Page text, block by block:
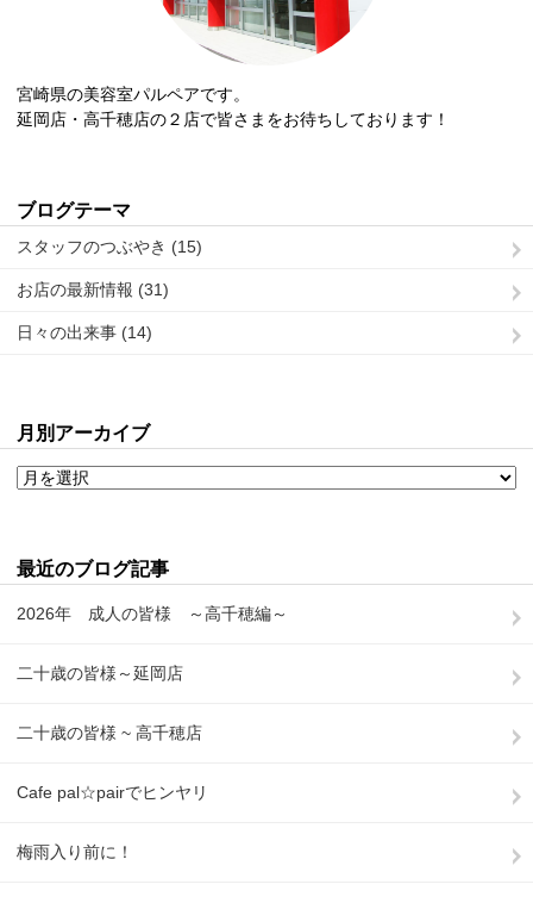
宮崎県の美容室パルペアです。
延岡店・高千穂店の２店で皆さまをお待ちしております！
ブログテーマ
スタッフのつぶやき (15)
お店の最新情報 (31)
日々の出来事 (14)
月別アーカイブ
最近のブログ記事
2026年 成人の皆様 ～高千穂編～
二十歳の皆様～延岡店
二十歳の皆様 ~ 高千穂店
Cafe pal☆pairでヒンヤリ
梅雨入り前に！